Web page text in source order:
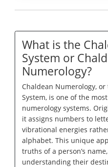
What is the
System or
Numerology?
Chaldean Numerology,
System, is one of the
numerology systems.
it assigns numbers to
vibrational energies
alphabet. This unique
truths of a person’s
understanding their